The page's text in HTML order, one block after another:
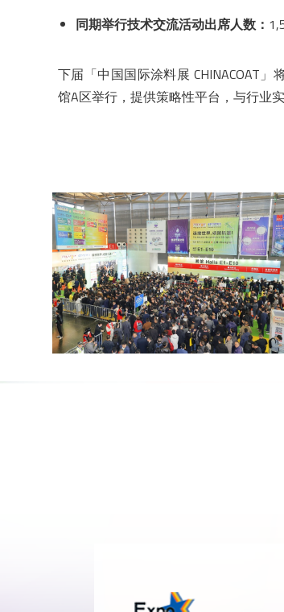
同期举行技术交流活动出席人数：
下届「中国国际涂料展 CHINACOAT
馆A区举行，提供策略性平台，与行业